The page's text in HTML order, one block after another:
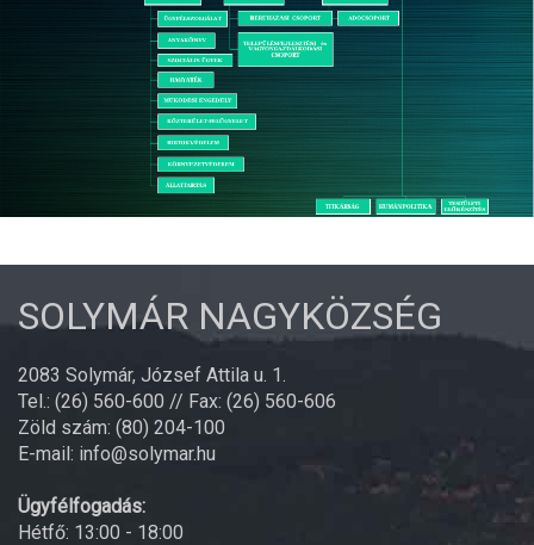
SOLYMÁR NAGYKÖZSÉG
2083 Solymár, József Attila u. 1.
Tel.: (26) 560-600 // Fax: (26) 560-606
Zöld szám: (80) 204-100
E-mail: info@solymar.hu
Ügyfélfogadás:
Hétfő: 13:00 - 18:00